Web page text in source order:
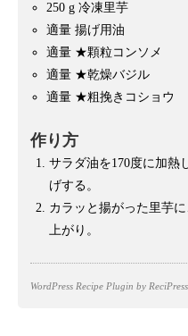
250 g 冷凍里芋
適量揚げ用油
適量 ★顆粒コンソメ
適量 ★乾燥バジル
適量 ★粗挽きコショウ
作り方
サラダ油を170度に加熱
げする。
カラッと揚がった里芋
上がり。
WordPress Recipe Plugin by ReciPress